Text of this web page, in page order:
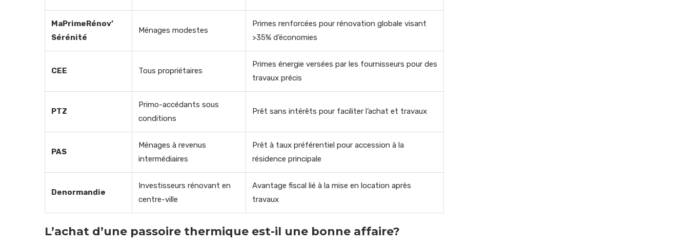
MaPrimeRénov’
Sérénité
Ménages modestes
Primes renforcées pour rénovation globale visant
>35% d’économies
CEE Tous propriétaires
Primes énergie versées par les fournisseurs pour des
travaux précis
PTZ
Primo-accédants sous
conditions
Prêt sans intérêts pour faciliter l’achat et travaux
PAS
Ménages à revenus
intermédiaires
Prêt à taux préférentiel pour accession à la
résidence principale
Denormandie
Investisseurs rénovant en
centre-ville
Avantage fiscal lié à la mise en location après
travaux
L’achat d’une passoire thermique est-il une bonne affaire?